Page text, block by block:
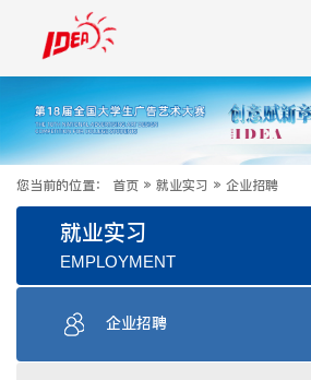
您当前的位置： 首页 » 就业实习 » 企业招聘
就业实习
EMPLOYMENT
企业招聘